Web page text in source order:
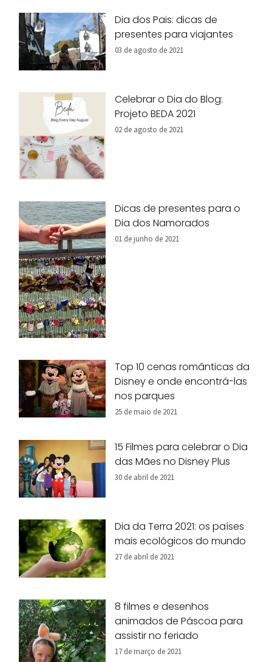
Dia dos Pais: dicas de
presentes para viajantes
03 de agosto de 2021
Celebrar o Dia do Blog:
Projeto BEDA 2021
02 de agosto de 2021
Dicas de presentes para o
Dia dos Namorados
01 de junho de 2021
Top 10 cenas românticas da
Disney e onde encontrá-las
nos parques
25 de maio de 2021
15 Filmes para celebrar o Dia
das Mães no Disney Plus
30 de abril de 2021
Dia da Terra 2021: os países
mais ecológicos do mundo
27 de abril de 2021
8 filmes e desenhos
animados de Páscoa para
assistir no feriado
17 de março de 2021